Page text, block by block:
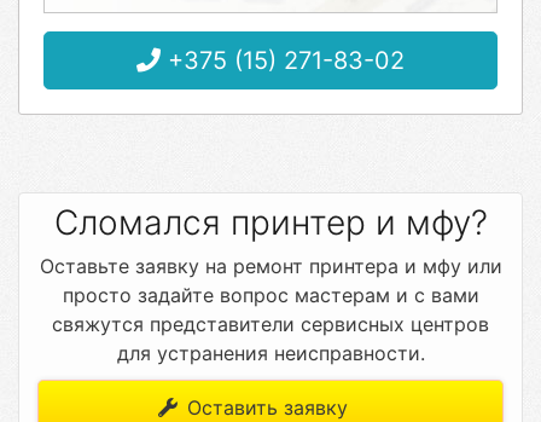
+375 (15) 271-83-02
Сломался принтер и мфу?
Оставьте заявку на ремонт принтера и мфу или
просто задайте вопрос мастерам и с вами
свяжутся представители сервисных центров
для устранения неисправности.
Оставить заявку